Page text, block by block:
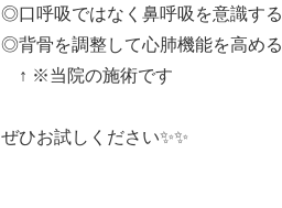
◎口呼吸ではなく鼻呼吸を意識する
◎背骨を調整して心肺機能を高める
↑ ※当院の施術です
ぜひお試しください✨✨